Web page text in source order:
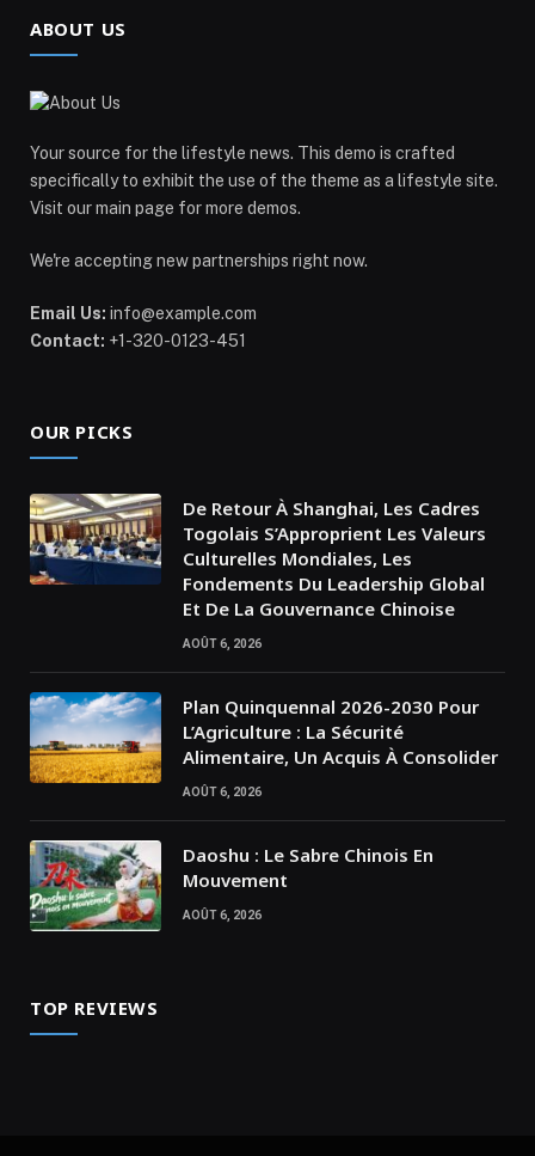
ABOUT US
Your source for the lifestyle news. This demo is crafted
specifically to exhibit the use of the theme as a lifestyle site.
Visit our main page for more demos.
We're accepting new partnerships right now.
Email Us: info@example.com
Contact: +1-320-0123-451
OUR PICKS
De Retour À Shanghai, Les Cadres
Togolais S’Approprient Les Valeurs
Culturelles Mondiales, Les
Fondements Du Leadership Global
Et De La Gouvernance Chinoise
AOÛT 6, 2026
Plan Quinquennal 2026-2030 Pour
L’Agriculture : La Sécurité
Alimentaire, Un Acquis À Consolider
AOÛT 6, 2026
Daoshu : Le Sabre Chinois En
Mouvement
AOÛT 6, 2026
TOP REVIEWS